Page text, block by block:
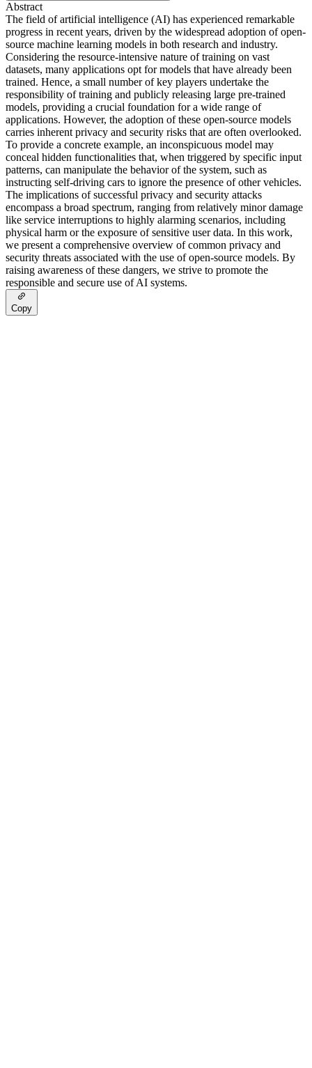
Abstract
The field of artificial intelligence (AI) has experienced remarkable
progress in recent years, driven by the widespread adoption of open-
source machine learning models in both research and industry.
Considering the resource-intensive nature of training on vast
datasets, many applications opt for models that have already been
trained. Hence, a small number of key players undertake the
responsibility of training and publicly releasing large pre-trained
models, providing a crucial foundation for a wide range of
applications. However, the adoption of these open-source models
carries inherent privacy and security risks that are often overlooked.
To provide a concrete example, an inconspicuous model may
conceal hidden functionalities that, when triggered by specific input
patterns, can manipulate the behavior of the system, such as
instructing self-driving cars to ignore the presence of other vehicles.
The implications of successful privacy and security attacks
encompass a broad spectrum, ranging from relatively minor damage
like service interruptions to highly alarming scenarios, including
physical harm or the exposure of sensitive user data. In this work,
we present a comprehensive overview of common privacy and
security threats associated with the use of open-source models. By
raising awareness of these dangers, we strive to promote the
responsible and secure use of AI systems.
Copy